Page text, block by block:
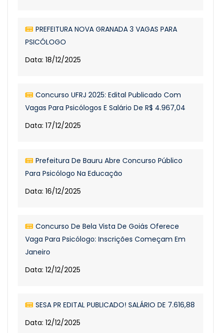
PREFEITURA NOVA GRANADA 3 VAGAS PARA
PSICÓLOGO
Data: 18/12/2025
Concurso UFRJ 2025: Edital Publicado Com
Vagas Para Psicólogos E Salário De R$ 4.967,04
Data: 17/12/2025
Prefeitura De Bauru Abre Concurso Público
Para Psicólogo Na Educação
Data: 16/12/2025
Concurso De Bela Vista De Goiás Oferece
Vaga Para Psicólogo: Inscrições Começam Em
Janeiro
Data: 12/12/2025
SESA PR EDITAL PUBLICADO! SALÁRIO DE 7.616,88
Data: 12/12/2025